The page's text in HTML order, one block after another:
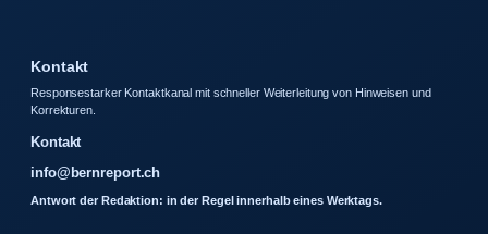
Kontakt
Responsestarker Kontaktkanal mit schneller Weiterleitung von Hinweisen und
Korrekturen.
Kontakt
info@bernreport.ch
Antwort der Redaktion: in der Regel innerhalb eines Werktags.